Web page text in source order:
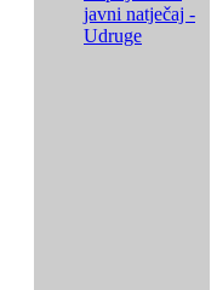
javni natječaj -
Udruge